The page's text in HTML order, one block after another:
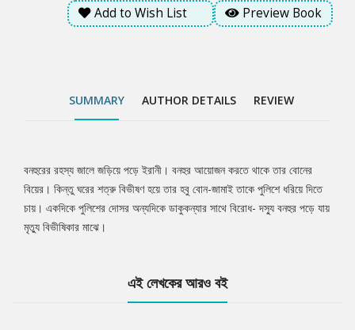
Add to Wish List Preview Book
SUMMARY AUTHOR DETAILS REVIEW
Tab
Article
বনহুরের রহস্য জালে জড়িয়ে পড়ে ইরানী। বনহুর আয়োজন করতে থাকে তার বোনের
বিয়ের। কিন্তু ঘরের শত্রু বিভীষণ হয়ে তার হবু বোন-জামাই তাকে পুলিশে ধরিয়ে দিতে
চায়। একদিকে পুলিশের দোসর অন্যদিকে ডাকুকন্যার সাথে বিরোধ- দস্যু বনহুর পড়ে যায়
মৃত্যু বিভীষিকার মাঝে।
এই লেখকের আরও বই